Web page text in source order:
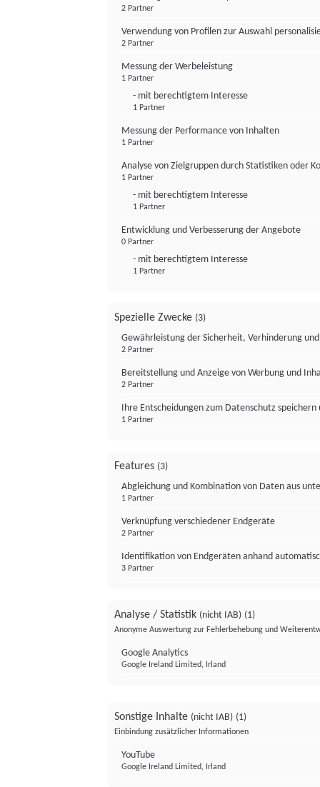
2 Partner
Verwendung von Profilen zur Auswahl
2 Partner
Messung der Werbeleistung
1 Partner
- mit berechtigtem Interesse
1 Partner
Messung der Performance von Inhalten
1 Partner
Analyse von Zielgruppen durch Statistiken oder
1 Partner
- mit berechtigtem Interesse
1 Partner
Entwicklung und Verbesserung der Angebote
0 Partner
- mit berechtigtem Interesse
1 Partner
Spezielle Zwecke (3)
Gewährleistung der Sicherheit, Verhinderung
2 Partner
Bereitstellung und Anzeige von Werbung und
2 Partner
Ihre Entscheidungen zum Datenschutz
1 Partner
Features (3)
Abgleichung und Kombination von Daten aus
1 Partner
Verknüpfung verschiedener Endgeräte
2 Partner
Identifikation von Endgeräten anhand
3 Partner
Analyse / Statistik (nicht IAB) (1)
Anonyme Auswertung zur Fehlerbehebung und
Google Analytics
Google Ireland Limited, Irland
Sonstige Inhalte (nicht IAB) (1)
Einbindung zusätzlicher Informationen
YouTube
Google Ireland Limited, Irland